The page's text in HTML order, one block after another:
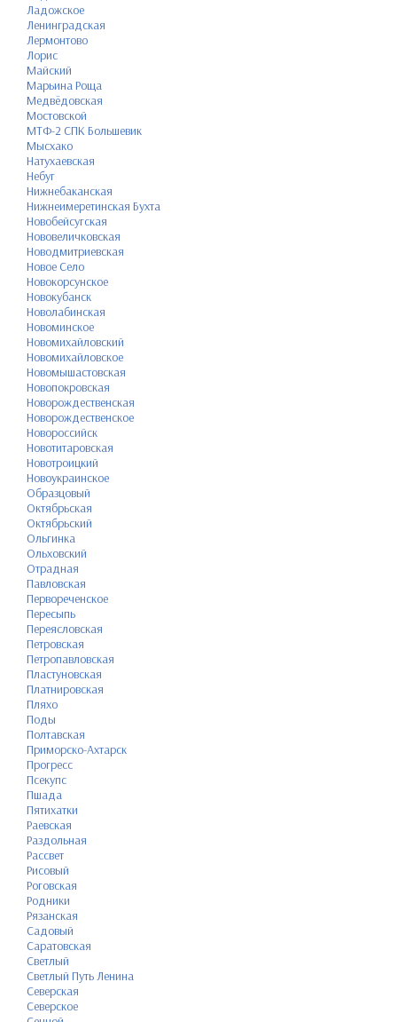
Ладожское
Ленинградская
Лермонтово
Лорис
Майский
Марьина Роща
Медвёдовская
Мостовской
МТФ-2 СПК Большевик
Мысхако
Натухаевская
Небуг
Нижнебаканская
Нижнеимеретинская Бухта
Новобейсугская
Нововеличковская
Новодмитриевская
Новое Село
Новокорсунское
Новокубанск
Новолабинская
Новоминское
Новомихайловский
Новомихайловское
Новомышастовская
Новопокровская
Новорождественская
Новорождественское
Новороссийск
Новотитаровская
Новотроицкий
Новоукраинское
Образцовый
Октябрьская
Октябрьский
Ольгинка
Ольховский
Отрадная
Павловская
Первореченское
Пересыпь
Переясловская
Петровская
Петропавловская
Пластуновская
Платнировская
Пляхо
Поды
Полтавская
Приморско-Ахтарск
Прогресс
Псекупс
Пшада
Пятихатки
Раевская
Раздольная
Рассвет
Рисовый
Роговская
Родники
Рязанская
Садовый
Саратовская
Светлый
Светлый Путь Ленина
Северская
Северское